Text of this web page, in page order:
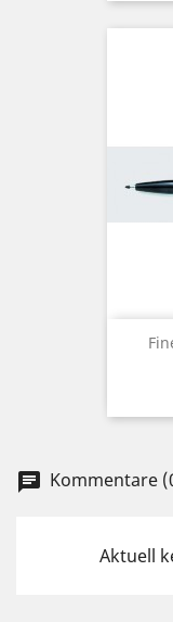
chat Kommentare
Aktuell